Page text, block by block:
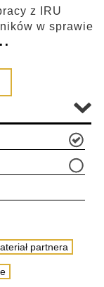
z IRU
w sprawie
partnera